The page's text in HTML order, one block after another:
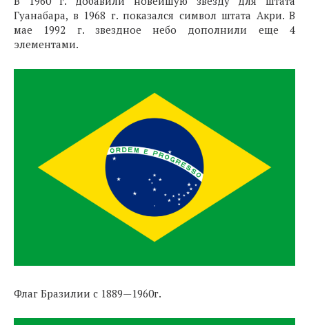
Гуанабара, в 1968 г. показался символ штата Акри. В
мае 1992 г. звездное небо дополнили еще 4
элементами.
Флаг Бразилии с 1889—1960г.